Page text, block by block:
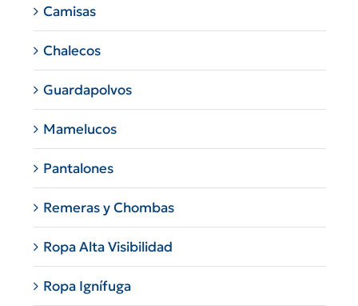
Camisas
Chalecos
Guardapolvos
Mamelucos
Pantalones
Remeras y Chombas
Ropa Alta Visibilidad
Ropa Ignífuga